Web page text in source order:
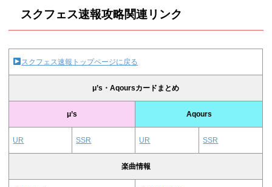
スクフェス速報攻略関連リンク
スクフェス速報トップページに戻る
μ’s・Aqoursカードまとめ
μ’s Aqours
UR SSR UR SSR
楽曲情報